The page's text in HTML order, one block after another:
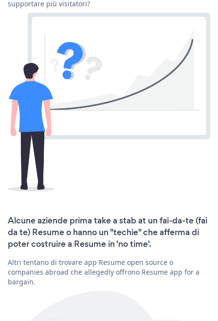
supportare più visitatori?
Alcune aziende prima take a stab at un fai-da-te (fai
da te) Resume o hanno un "techie" che afferma di
poter costruire a Resume in 'no time'.
Altri tentano di trovare app Resume open source o
companies abroad che allegedly offrono Resume app for a
bargain.